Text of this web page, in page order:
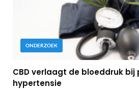
ONDERZOEK
CBD verlaagt de bloeddruk
hypertensie